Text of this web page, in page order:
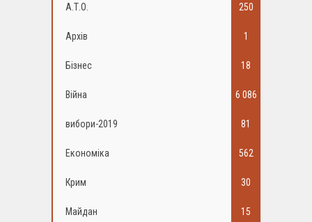
А.Т.О. 250
Архів 1
Бізнес 18
Війна 6 086
вибори-2019 81
Економіка 562
Крим 30
Майдан 15